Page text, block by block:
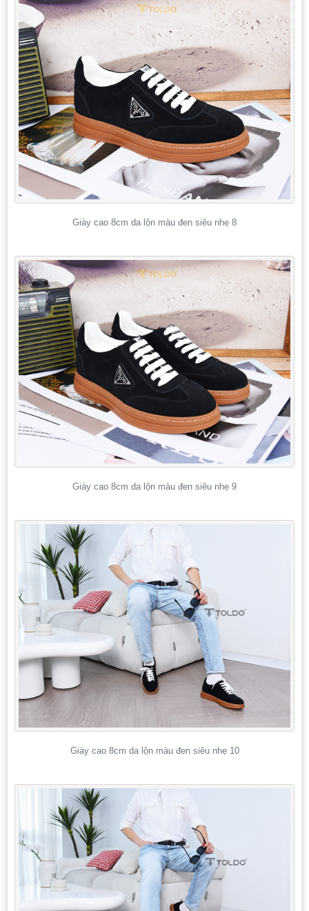
Giày cao 8cm da lộn màu đen siêu nhẹ 8
Giày cao 8cm da lộn màu đen siêu nhẹ 9
Giày cao 8cm da lộn màu đen siêu nhẹ 10